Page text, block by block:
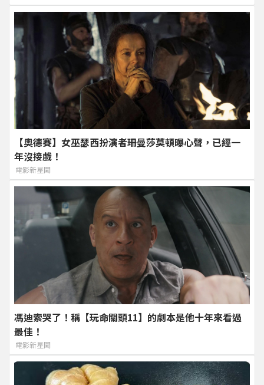
【奧德賽】女巫瑟西扮演者珊曼莎莫頓曝心聲，已經一
年沒接戲！
電影新星聞
馮迪索哭了！稱【玩命關頭11】的劇本是他十年來看過
最佳！
電影新星聞